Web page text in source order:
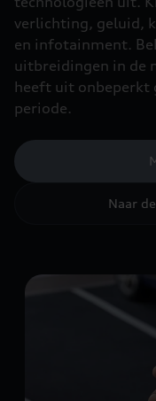
verlichting, geluid,
en infotainment.
uitbreidingen in de
heeft uit onbeperkt
periode.
Naar